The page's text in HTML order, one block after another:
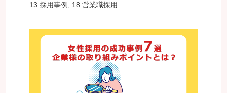
13.採用事例 , 18.営業職採用